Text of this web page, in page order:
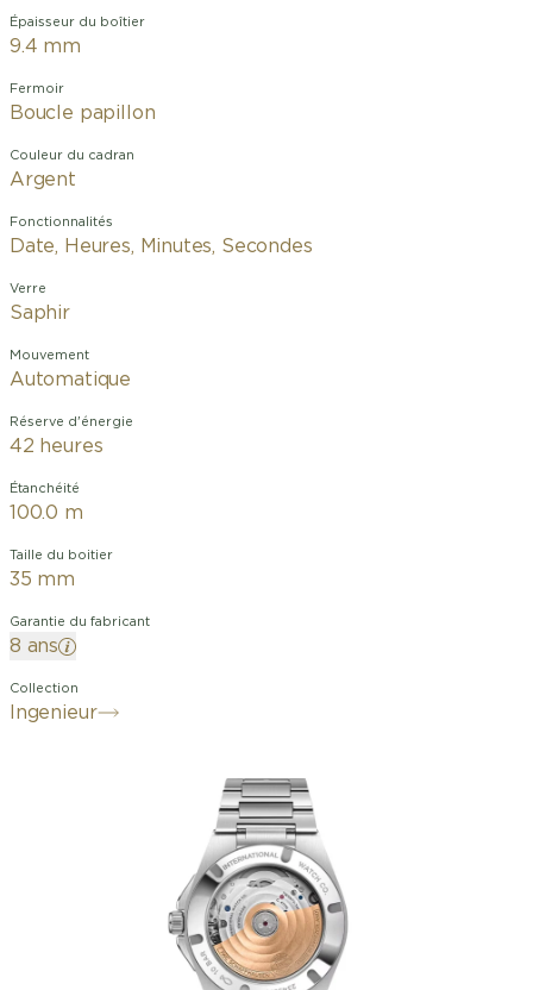
Épaisseur du boîtier
9.4 mm
Fermoir
Boucle papillon
Couleur du cadran
Argent
Fonctionnalités
Date, Heures, Minutes, Secondes
Verre
Saphir
Mouvement
Automatique
Réserve d'énergie
42 heures
Étanchéité
100.0 m
Taille du boitier
35 mm
Garantie du fabricant
8 ans
Collection
Ingenieur
version dotée d’un boîtier de
35 millimètres. Déclinaison moderne du
design original, l’Ingenieur 35 revisite
les codes esthétiques audacieux de
l’Ingenieur SL, Référence 1832, une
montre de luxe sportive créée dans les
années 1970 par Gérald Genta, le